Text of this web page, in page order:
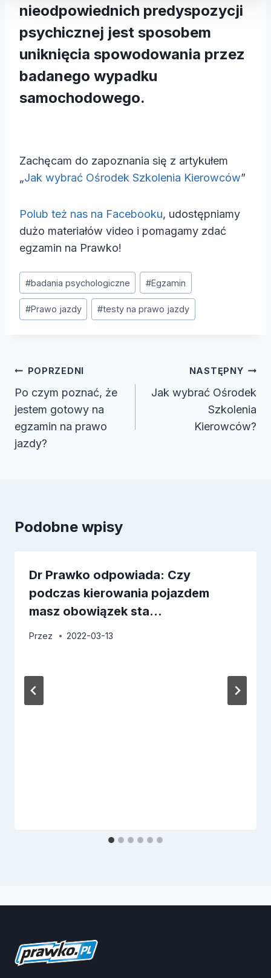
nieodpowiednich predyspozycji
psychicznej jest sposobem
uniknięcia spowodowania przez
badanego wypadku
samochodowego.
Zachęcam do zapoznania się z artykułem
„Jak wybrać Ośrodek Szkolenia Kierowców”
Polub też nas na Facebooku, udostępniamy
dużo materiałów video i pomagamy zdać
egzamin na Prawko!
Tagi
wpisu:
#badania psychologiczne #Egzamin
#Prawo jazdy #testy na prawo jazdy
Nawigacja
wpisu
POPRZEDNI
Po czym poznać, że
jestem gotowy na
egzamin na prawo
jazdy?
NASTĘPNY
Jak wybrać Ośrodek
Szkolenia
Kierowców?
Podobne wpisy
Dr Prawko odpowiada: Czy
podczas kierowania pojazdem
masz obowiązek sta…
Przez 2022-03-13